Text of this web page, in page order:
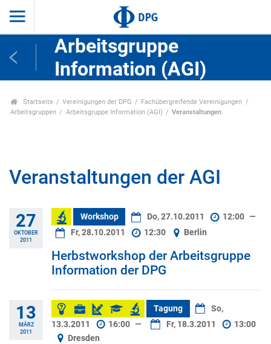
Arbeitsgruppe
Information (AGI)
Startseite Vereinigungen der DPG
Fachübergreifende Vereinigungen
Arbeitsgruppen
Arbeitsgruppe Information (AGI) Veranstaltungen
Veranstaltungen der AGI
27
OKTOBER
2011
Workshop Do, 27.10.2011 12:00 —
Fr, 28.10.2011
12:30 Berlin
Herbstworkshop der Arbeitsgruppe
Information der DPG
13
MÄRZ
2011
Tagung
So,
13.3.2011
16:00 — Fr, 18.3.2011
13:00
Dresden